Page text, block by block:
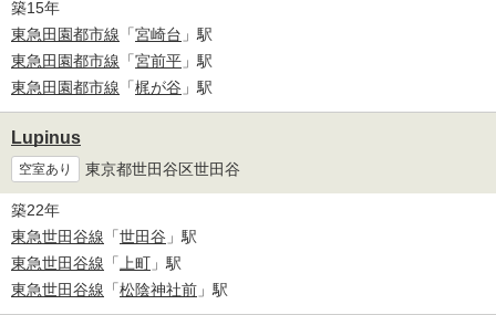
築15年
東急田園都市線 「宮崎台 」駅
東急田園都市線 「宮前平 」駅
東急田園都市線 「梶が谷 」駅
Lupinus
空室あり 東京都世田谷区世田谷
築22年
東急世田谷線 「世田谷 」駅
東急世田谷線 「上町 」駅
東急世田谷線 「松陰神社前 」駅